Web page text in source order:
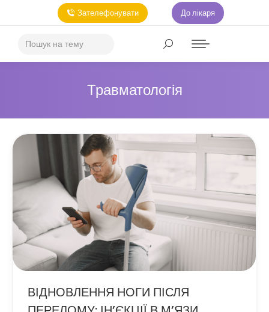
Зателефонувати До лікаря
Травматологія
ВІДНОВЛЕННЯ НОГИ ПІСЛЯ